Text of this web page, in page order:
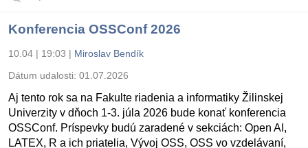
Konferencia OSSConf 2026
10.04 | 19:03 | Miroslav Bendík
Dátum udalosti: 01.07.2026
Aj tento rok sa na Fakulte riadenia a informatiky Žilinskej
Univerzity v dňoch 1-3. júla 2026 bude konať konferencia
OSSConf. Príspevky budú zaradené v sekciách: Open AI,
LATEX, R a ich priatelia, Vývoj OSS, OSS vo vzdelávaní,